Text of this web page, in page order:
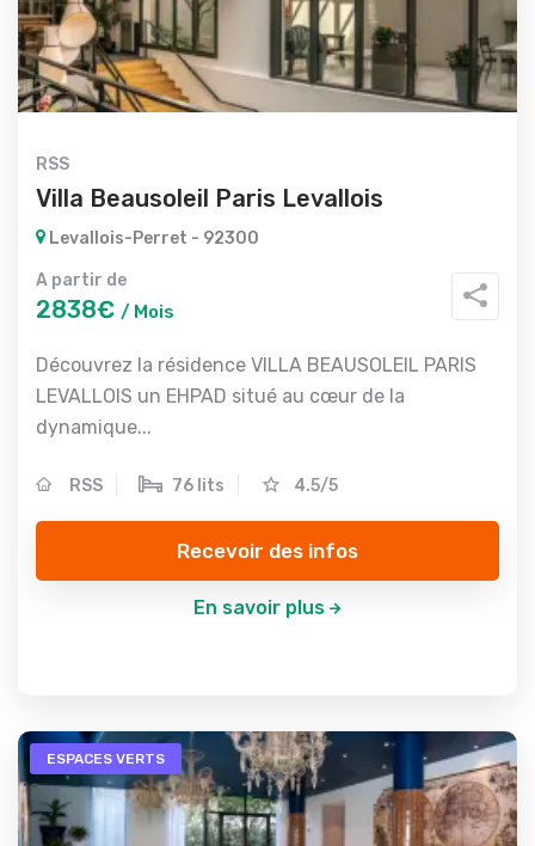
RSS
Villa Beausoleil Paris Levallois
Levallois-Perret - 92300
A partir de
2838€ / Mois
Découvrez la résidence VILLA BEAUSOLEIL PARIS
LEVALLOIS un EHPAD situé au cœur de la
dynamique...
RSS 76 lits 4.5/5
Recevoir des infos
En savoir plus
ESPACES VERTS